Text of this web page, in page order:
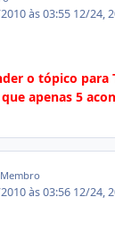
às 03:55 12/24,
o tópico para
apenas 5
Membro
às 03:56 12/24,